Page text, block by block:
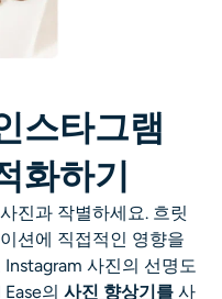
스타그램
화하기
사진과 작별하세요. 흐릿
션에 직접적인 영향을
사진의 선명도
의 사진 향상기를 사